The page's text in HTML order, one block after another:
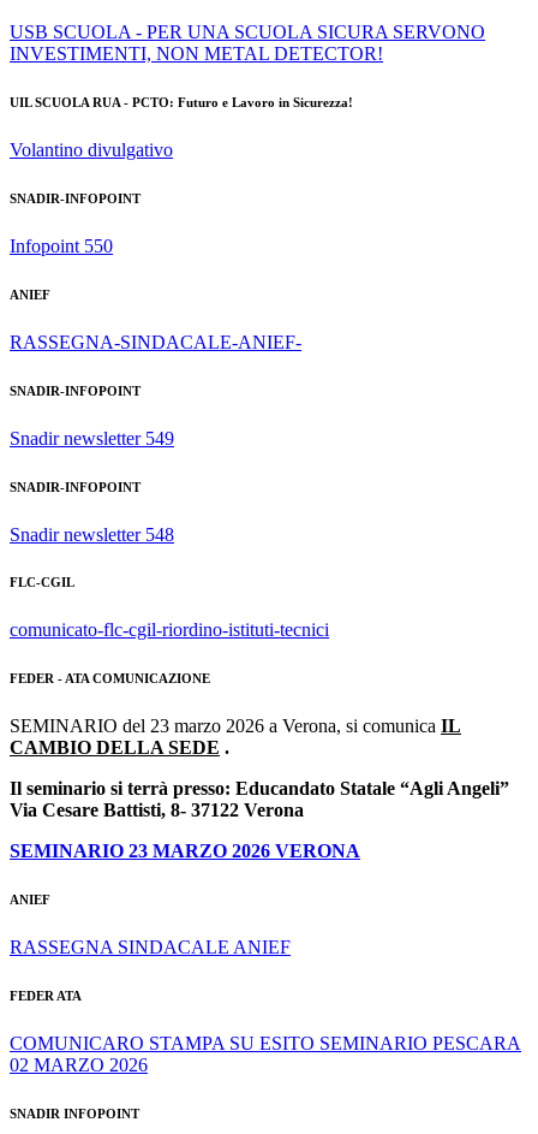
USB SCUOLA - PER UNA SCUOLA SICURA SERVONO
INVESTIMENTI, NON METAL DETECTOR!
UIL SCUOLA RUA - PCTO: Futuro e Lavoro in Sicurezza!
Volantino divulgativo
SNADIR-INFOPOINT
Infopoint 550
ANIEF
RASSEGNA-SINDACALE-ANIEF-
SNADIR-INFOPOINT
Snadir newsletter 549
SNADIR-INFOPOINT
Snadir newsletter 548
FLC-CGIL
comunicato-flc-cgil-riordino-istituti-tecnici
FEDER - ATA COMUNICAZIONE
SEMINARIO del 23 marzo 2026 a Verona, si comunica IL
CAMBIO DELLA SEDE .
Il seminario si terrà presso: Educandato Statale “Agli Angeli”
Via Cesare Battisti, 8- 37122 Verona
SEMINARIO 23 MARZO 2026 VERONA
ANIEF
RASSEGNA SINDACALE ANIEF
FEDER ATA
COMUNICARO STAMPA SU ESITO SEMINARIO PESCARA
02 MARZO 2026
SNADIR INFOPOINT